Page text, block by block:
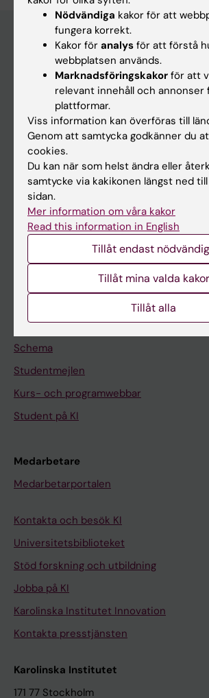
Huvudmeny
Utbildning
Forskarutbildning
Forskning
Om KI
På gång
Nyheter
Canvas
Schema
Studentmejlen
Kurs- och programwebbar
Student på KI
Medarbetare
Medarbetarportalen
Kontakta och besök KI
Universitetsbiblioteket
Stöd forskning och utbildning
Jobba på KI
Karolinska Institutet Innovation
Kontakta presstjänsten
Karolinska Institutet
171 77 Stockholm
Nödvändiga kakor för att
fungera korrekt.
Kakor för analys för att förstå
webbplatsen används.
Marknadsföringskakor för att
relevant innehåll och annonser
plattformar.
Viss information kan överföras till
Genom att samtycka godkänner du
cookies.
Du kan när som helst ändra eller
samtycke via kakikonen längst ned
sidan.
Mer information om våra kakor
Read this information in English
Tillåt endast
Tillåt mina valda kakor
Tillåt alla